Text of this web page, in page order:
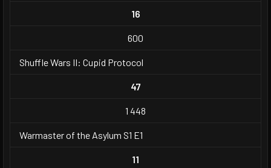
16
600
Shuffle Wars II: Cupid Protocol
47
1 448
Warmaster of the Asylum S1 E1
11